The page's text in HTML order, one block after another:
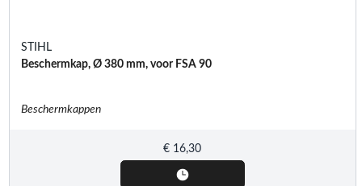
STIHL
Beschermkap, Ø 380 mm, voor FSA 90
Beschermkappen
€ 16,30